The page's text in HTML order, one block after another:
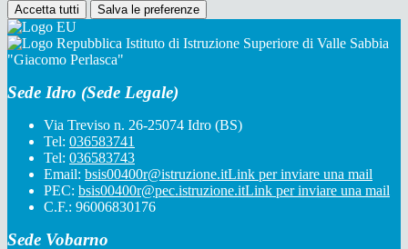
Accetta tutti Salva le preferenze
Istituto di Istruzione Superiore di Valle Sabbia
"Giacomo Perlasca"
Sede Idro (Sede Legale)
Via Treviso n. 26-25074 Idro (BS)
Tel: 036583741
Tel: 036583743
Email: bsis00400r@istruzione.itLink per inviare una mail
PEC: bsis00400r@pec.istruzione.itLink per inviare una mail
C.F.: 96006830176
Sede Vobarno